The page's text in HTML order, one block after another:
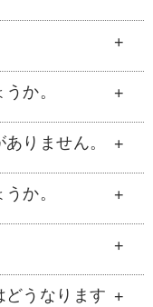
めました。今で
のが良いでしょ
ーがご意向を伺
ございます。金
見学も兼ね、
一般的です。配
子息がいらっし
その家の代表
か。
責任者として、
継ぐ方に依頼す
りません。
認の上、ご紹介
問題ありませ
か。
て頂く際、ご葬
でしょうか？と
けるご提案をい
どうなります